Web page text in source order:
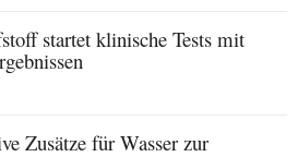
startet klinische Tests mit
Zusätze für Wasser zur